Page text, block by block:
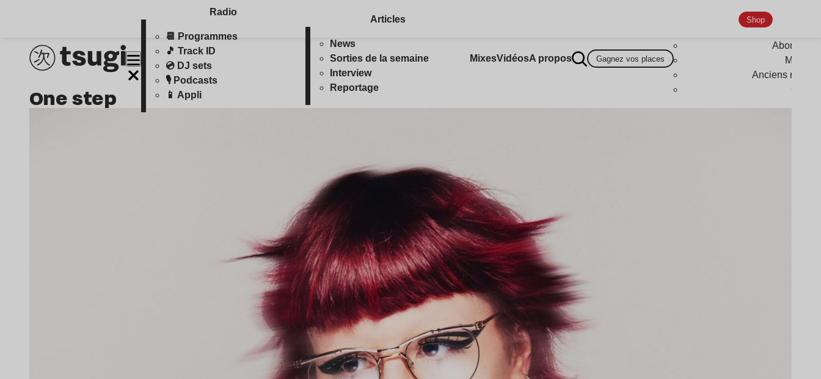
Radio
📆 Programmes
🎵 Track ID
💿 DJ sets
🎙️ Podcasts
📱 Appli
Articles
News
Sorties de la semaine
Interview
Reportage
MixesVidéosA propos Gagnez vos places
Shop
Anciens
one step